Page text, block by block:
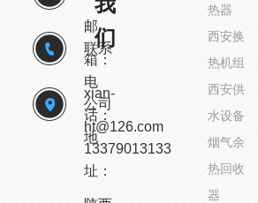
们
邮
箱：
xian-
ht@126.com
联系
电
话：
13379013133
公司
地
址：
热器
西安换
热机组
西安供
水设备
烟气余
热回收
器